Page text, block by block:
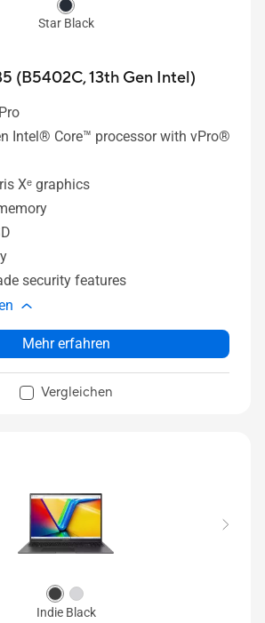
Star Black
(B5402C, 13th Gen Intel)
Intel® Core™ processor with vPro®
Xᵉ graphics
security features
Mehr erfahren
Vergleichen
Indie Black